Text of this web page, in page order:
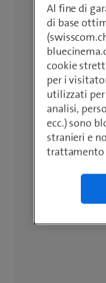
Al fine di
di base
cookie
per i
utilizzati
analisi,
ecc.) sono
stranieri e
trattamento